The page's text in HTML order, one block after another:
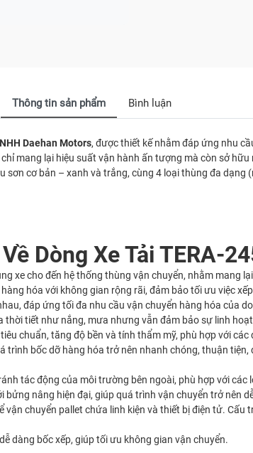
Thông tin sản phẩm Bình luận
Daehan Motors, được thiết kế nhằm đáp ứng nhu
mang lại hiệu suất vận hành ấn tượng mà còn sở
cơ bản – xanh và trắng, cùng 4 loại thùng đa
Dòng Xe Tải TERA-
xe cho đến hệ thống thùng vận chuyển, nhằm mang
hóa với không gian rộng rãi, đảm bảo tối ưu việc
đáp ứng tối đa nhu cầu vận chuyển hàng hóa của
thời tiết như nắng, mưa nhưng vẫn đảm bảo sự linh
chuẩn, tăng độ bền và tính thẩm mỹ, phù hợp với
trình bốc dỡ hàng hóa trở nên nhanh chóng, thuận
tác động của môi trường bên ngoài, phù hợp với
bửng nâng hiện đại, giúp quá trình vận chuyển trở nên
vận chuyển pallet chứa linh kiện và thiết bị điện tử.
dàng bốc xếp, giúp tối ưu không gian vận chuyển.